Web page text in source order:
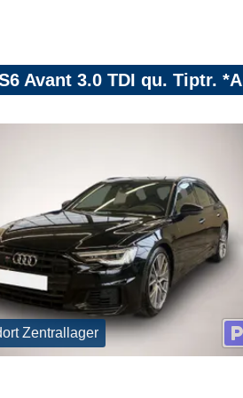
Avant 3.0 TDI qu. Tiptr.
Zentrallager